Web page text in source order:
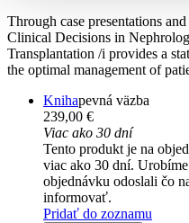
Through case presentations
Clinical Decisions in
Transplantation /i provides a
the optimal management of
Knihapevná väzba
239,00 €
Viac ako 30 dní
Tento produkt je na
viac ako 30 dní.
objednávku odoslali čo
informovať.
Pridať do zoznamu